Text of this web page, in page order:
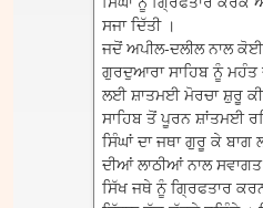
ਸਜਾ ਦਿੱਤੀ ।
ਜਦੋਂ ਅਪੀਲ-ਦਲੀਲ ਨਾਲ
ਗੁਰਦੁਆਰਾ ਸਾਹਿਬ ਨੂੰ
ਲਈ ਸ਼ਾਤਮਈ ਮੋਰਚਾ ਸ਼ੁਰੂ
ਸਾਹਿਬ ਤੋਂ ਪੂਰਨ ਸ਼ਾਂਤਮਈ
ਸਿੰਘਾਂ ਦਾ ਜਥਾ ਗੁਰੂ ਕੇ ਬਾਗ
ਦੀਆਂ ਲਾਠੀਆਂ ਨਾਲ ਸਵਾਗਤ
ਸਿੱਖ ਜਥੇ ਨੂੰ ਗ੍ਰਿਫਤਾਰ